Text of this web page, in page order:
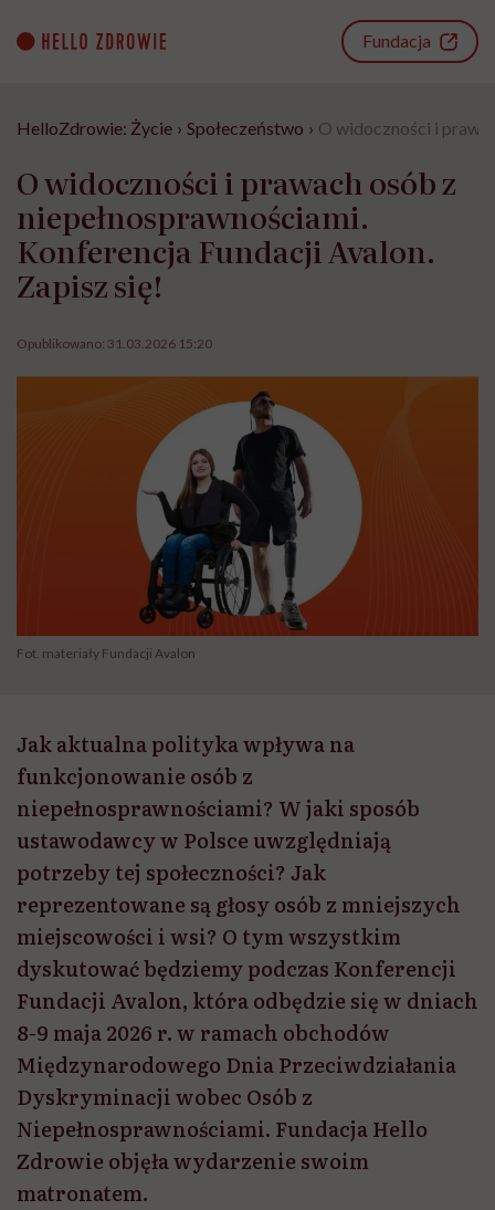
content
Fundacja
HelloZdrowie: Życie › Społeczeństwo › O widoczności i
O widoczności i prawach osób z
niepełnosprawnościami.
Konferencja Fundacji Avalon.
Zapisz się!
Opublikowano: 31.03.2026 15:20
Fot. materiały Fundacji Avalon
Jak aktualna polityka wpływa na
funkcjonowanie osób z
niepełnosprawnościami? W jaki sposób
ustawodawcy w Polsce uwzględniają
potrzeby tej społeczności? Jak
reprezentowane są głosy osób z mniejszych
miejscowości i wsi? O tym wszystkim
dyskutować będziemy podczas Konferencji
Fundacji Avalon, która odbędzie się w dniach
8-9 maja 2026 r. w ramach obchodów
Międzynarodowego Dnia Przeciwdziałania
Dyskryminacji wobec Osób z
Niepełnosprawnościami. Fundacja Hello
Zdrowie objęła wydarzenie swoim
matronatem.